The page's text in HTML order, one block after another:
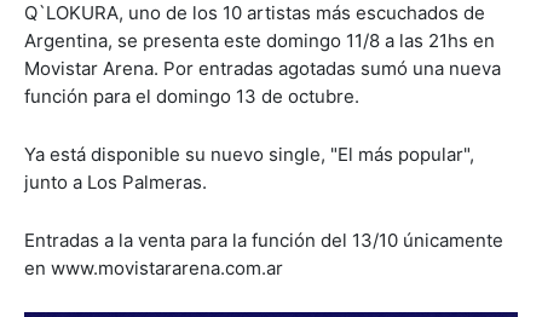
Q`LOKURA, uno de los 10 artistas más escuchados de
Argentina, se presenta este domingo 11/8 a las 21hs en
Movistar Arena. Por entradas agotadas sumó una nueva
función para el domingo 13 de octubre.
Ya está disponible su nuevo single, "El más popular",
junto a Los Palmeras.
Entradas a la venta para la función del 13/10 únicamente
en www.movistararena.com.ar